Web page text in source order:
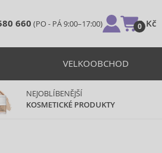
660 (PO - PÁ 9:00–17:00) 0
0 Kč
VELKOOBCHOD
NEJOBLÍBENĚJŠÍ
KOSMETICKÉ PRODUKTY